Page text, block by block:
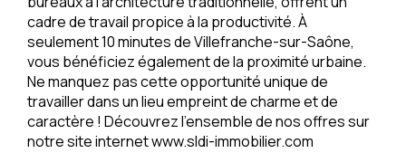
cadre de travail propice à la productivité. À
seulement 10 minutes de Villefranche-sur-Saône,
vous bénéficiez également de la proximité urbaine.
Ne manquez pas cette opportunité unique de
travailler dans un lieu empreint de charme et de
caractère ! Découvrez l'ensemble de nos offres sur
notre site internet www.sldi-immobilier.com